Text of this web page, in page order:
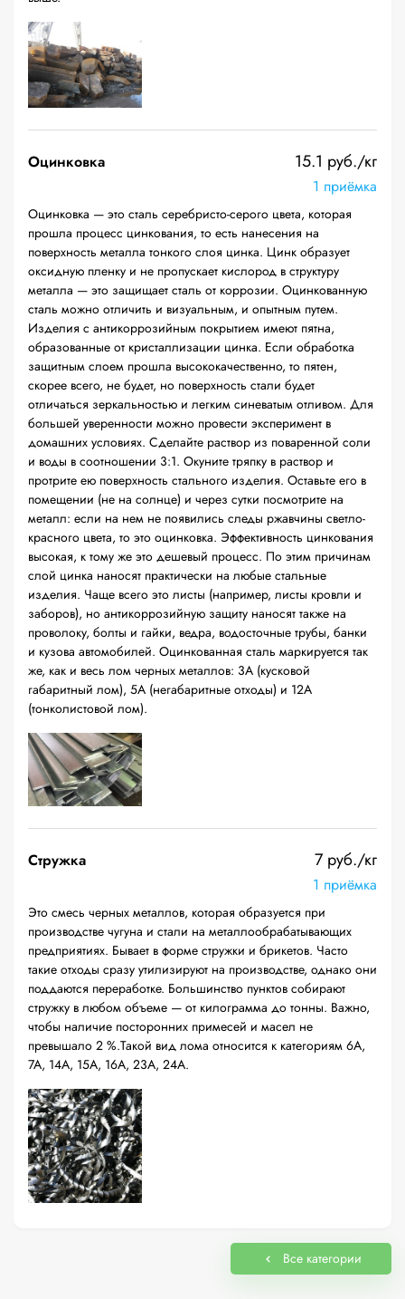
Оцинковка 15.1 руб./кг
1 приёмка
Оцинковка — это сталь серебристо-серого цвета, которая
прошла процесс цинкования, то есть нанесения на
поверхность металла тонкого слоя цинка. Цинк образует
оксидную пленку и не пропускает кислород в структуру
металла — это защищает сталь от коррозии. Оцинкованную
сталь можно отличить и визуальным, и опытным путем.
Изделия с антикоррозийным покрытием имеют пятна,
образованные от кристаллизации цинка. Если обработка
защитным слоем прошла высококачественно, то пятен,
скорее всего, не будет, но поверхность стали будет
отличаться зеркальностью и легким синеватым отливом. Для
большей уверенности можно провести эксперимент в
домашних условиях. Сделайте раствор из поваренной соли
и воды в соотношении 3:1. Окуните тряпку в раствор и
протрите ею поверхность стального изделия. Оставьте его в
помещении (не на солнце) и через сутки посмотрите на
металл: если на нем не появились следы ржавчины светло-
красного цвета, то это оцинковка. Эффективность цинкования
высокая, к тому же это дешевый процесс. По этим причинам
слой цинка наносят практически на любые стальные
изделия. Чаще всего это листы (например, листы кровли и
заборов), но антикоррозийную защиту наносят также на
проволоку, болты и гайки, ведра, водосточные трубы, банки
и кузова автомобилей. Оцинкованная сталь маркируется так
же, как и весь лом черных металлов: 3А (кусковой
габаритный лом), 5А (негабаритные отходы) и 12А
(тонколистовой лом).
Стружка 7 руб./кг
1 приёмка
Это смесь черных металлов, которая образуется при
производстве чугуна и стали на металлообрабатывающих
предприятиях. Бывает в форме стружки и брикетов. Часто
такие отходы сразу утилизируют на производстве, однако они
поддаются переработке. Большинство пунктов собирают
стружку в любом объеме — от килограмма до тонны. Важно,
чтобы наличие посторонних примесей и масел не
превышало 2 %.Такой вид лома относится к категориям 6А,
7А, 14А, 15А, 16А, 23А, 24А.
Все категории